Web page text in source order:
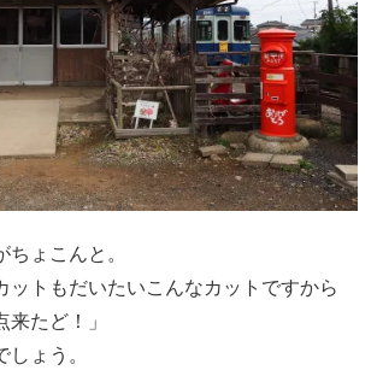
ょこんと。
ットもだいたいこんなカットですから
来たど！」
しょう。